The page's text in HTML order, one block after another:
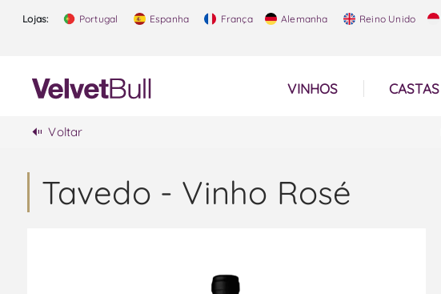
Lojas: Portugal Espanha França Alemanha Reino Unido
VINHOS CASTAS
Voltar
Tavedo - Vinho Rosé